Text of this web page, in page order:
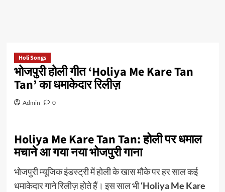
Holi Songs
भोजपुरी होली गीत ‘Holiya Me Kare Tan
Tan’ का धमाकेदार रिलीज़
Admin 0
Holiya Me Kare Tan Tan: होली पर धमाल
मचाने आ गया नया भोजपुरी गाना
भोजपुरी म्यूजिक इंडस्ट्री में होली के खास मौके पर हर साल कई
धमाकेदार गाने रिलीज़ होते हैं। इस साल भी‘Holiya Me Kare